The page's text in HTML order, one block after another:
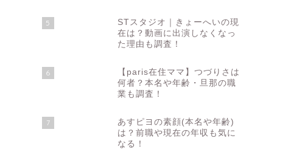
5
STスタジオ｜きょーへいの現
在は？動画に出演しなくなっ
た理由も調査！
6
【paris在住ママ】つづりさは
何者？本名や年齢・旦那の職
業も調査！
7
あすピヨの素顔(本名や年齢)
は？前職や現在の年収も気に
なる！